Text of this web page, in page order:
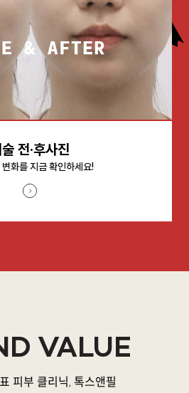
전·후사진
화를 지금 확인하세요!
VALUE
피부 클리닉, 톡스앤필